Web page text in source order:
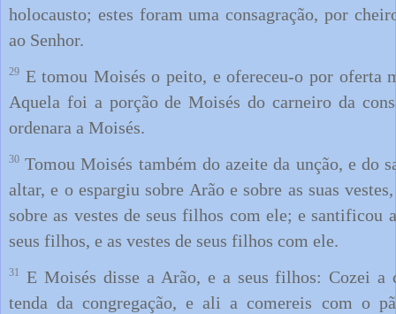
holocausto; estes foram uma consagração, por
ao Senhor.
29 E tomou Moisés o peito, e ofereceu-o por oferta
Aquela foi a porção de Moisés do carneiro da
ordenara a Moisés.
30 Tomou Moisés também do azeite da unção, e do
altar, e o espargiu sobre Arão e sobre as suas
sobre as vestes de seus filhos com ele; e santificou
seus filhos, e as vestes de seus filhos com ele.
31
E Moisés disse a Arão, e a seus filhos: Cozei a
tenda da congregação, e ali a comereis com o